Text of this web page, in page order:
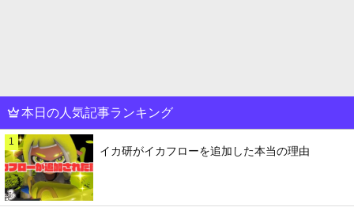
本日の人気記事ランキング
1
イカ研がイカフローを追加した本当の理由